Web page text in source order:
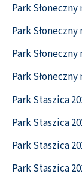
Park Słoneczny
Park Słoneczny
Park Słoneczny
Park Słoneczny
Park Staszica
Park Staszica
Park Staszica
Park Staszica